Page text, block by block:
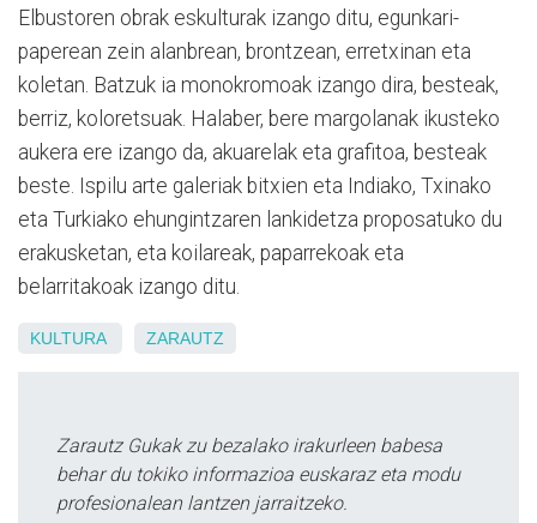
Elbustoren obrak eskulturak izango ditu, egunkari-
paperean zein alanbrean, brontzean, erretxinan eta
koletan. Batzuk ia monokromoak izango dira, besteak,
berriz, koloretsuak. Halaber, bere margolanak ikusteko
aukera ere izango da, akuarelak eta grafitoa, besteak
beste. Ispilu arte galeriak bitxien eta Indiako, Txinako
eta Turkiako ehungintzaren lankidetza proposatuko du
erakusketan, eta koilareak, paparrekoak eta
belarritakoak izango ditu.
KULTURA ZARAUTZ
Zarautz Gukak zu bezalako irakurleen babesa
behar du tokiko informazioa euskaraz eta modu
profesionalean lantzen jarraitzeko.